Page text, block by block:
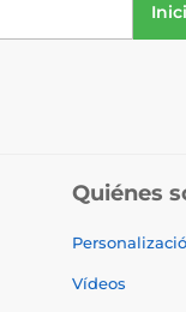
Quiénes
Vídeos